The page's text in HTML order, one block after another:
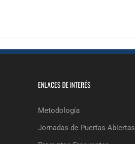
ENLACES DE INTERÉS
Metodología
Jornadas de Puertas Abiertas